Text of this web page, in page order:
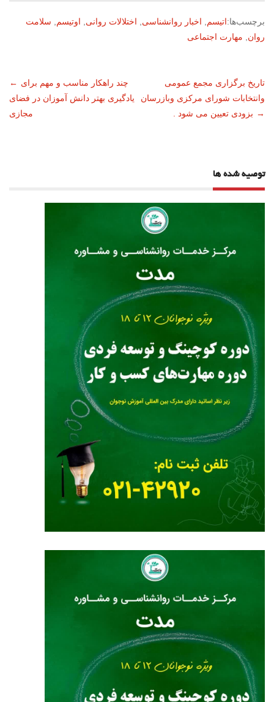
برچسب‌ها:اتیسم, اخبار روانشناسی, اختلالات روانی, اوتیسم, سلامت
روان, مهارت اجتماعی
ناوبری
نوشته
← چند راهکار مناسب و مهم برای
یادگیری بهتر دانش آموزان در فضای
مجازی
تاریخ برگزاری مجمع عمومی
وانتخابات شورای مرکزی وبازرسان
بزودی تعیین می شود . →
توصیه شده ها